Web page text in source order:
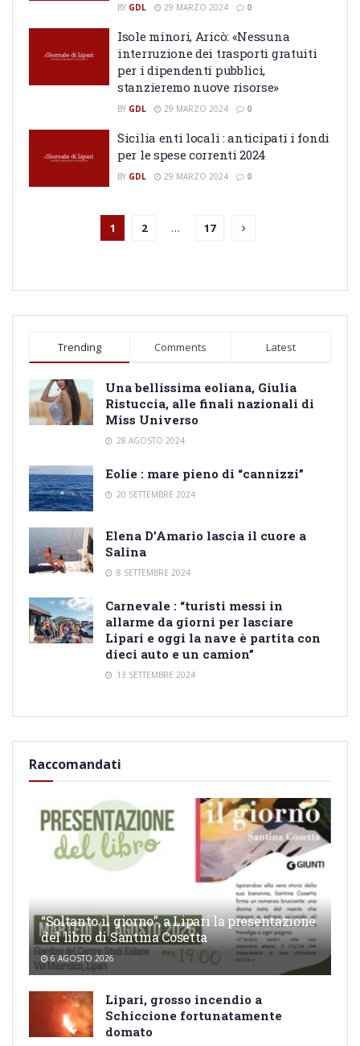
BY GDL 29 MARZO 2024 0
Isole minori, Aricò: «Nessuna
interruzione dei trasporti gratuiti
per i dipendenti pubblici,
stanzieremo nuove risorse»
BY GDL 29 MARZO 2024 0
Sicilia enti locali : anticipati i fondi
per le spese correnti 2024
BY GDL 29 MARZO 2024 0
1 2 … 17
Trending Comments Latest
Una bellissima eoliana, Giulia
Ristuccia, alle finali nazionali di
Miss Universo
28 AGOSTO 2024
Eolie : mare pieno di “cannizzi”
20 SETTEMBRE 2024
Elena D’Amario lascia il cuore a
Salina
8 SETTEMBRE 2024
Carnevale : “turisti messi in
allarme da giorni per lasciare
Lipari e oggi la nave è partita con
dieci auto e un camion”
13 SETTEMBRE 2024
Raccomandati
“Soltanto il giorno”, a Lipari la presentazione
del libro di Santina Cosetta
6 AGOSTO 2026
Lipari, grosso incendio a
Schiccione fortunatamente
domato